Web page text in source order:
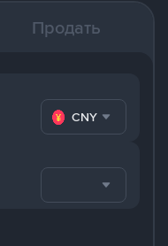
Продать
CNY